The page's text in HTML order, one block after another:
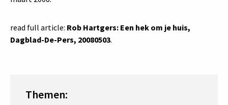
read full article: Rob Hartgers: Een hek om je huis,
Dagblad-De-Pers, 20080503.
Themen: